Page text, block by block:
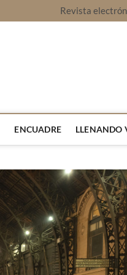
Revista
ENCUADRE LLENANDO